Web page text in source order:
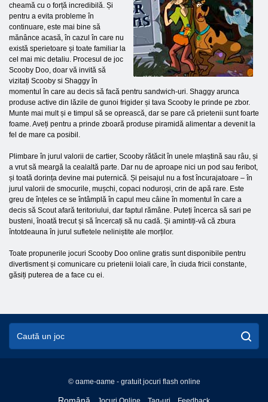
cheamă cu o forță incredibilă. Și
pentru a evita probleme în
continuare, este mai bine să
mănânce acasă, în cazul în care nu
există sperietoare și toate familiar la
cel mai mic detaliu. Procesul de joc
Scooby Doo, doar vă invită să
vizitați Scooby si Shaggy în
momentul în care au decis să facă pentru sandwich-uri. Shaggy arunca
produse active din lăzile de gunoi frigider și tava Scooby le prinde pe zbor.
Munte mai mult și e timpul să se oprească, dar se pare că prietenii sunt foarte
foame. Aveți pentru a prinde zboară produse piramidă alimentar a devenit la
fel de mare ca posibil.
Plimbare în jurul valorii de cartier, Scooby rătăcit în unele mlaștină sau râu, și
a vrut să meargă la cealaltă parte. Dar nu de aproape nici un pod sau feribot,
și toată dorința devine mai puternică. Și peisajul nu a fost încurajatoare – în
jurul valorii de smocurile, mușchi, copaci noduroși, crin de apă rare. Este
greu de înțeles ce se întâmplă în capul meu câine în momentul în care a
decis să Scout afară teritoriului, dar faptul rămâne. Puteți încerca să sari pe
busteni, înoată trecut și să încercați să nu cadă. Și amintiți-vă că zbura
întotdeauna în jurul sufletele neliniștite ale morților.
Toate propunerile jocuri Scooby Doo online gratis sunt disponibile pentru
divertisment și comunicare cu prietenii loiali care, în ciuda fricii constante,
găsiți puterea de a face cu ei.
© game-game - gratuit jocuri flash online
English